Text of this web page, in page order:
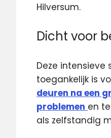
Hilversum.
Dicht voor
Deze
toegankelijk is
deuren na een
problemen en
als zelfstandig